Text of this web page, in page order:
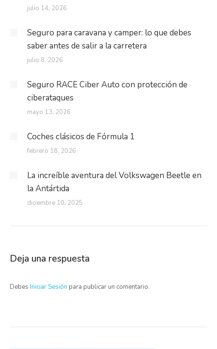
julio 14, 2026
Seguro para caravana y camper: lo que debes
saber antes de salir a la carretera
julio 8, 2026
Seguro RACE Ciber Auto con protección de
ciberataques
mayo 13, 2026
Coches clásicos de Fórmula 1
febrero 18, 2026
La increíble aventura del Volkswagen Beetle en
la Antártida
diciembre 10, 2025
Deja una respuesta
Debes Iniciar Sesión para publicar un comentario.